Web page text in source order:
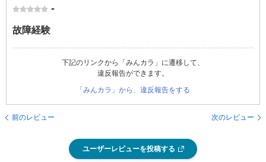
-
故障経験
下記のリンクから「みんカラ」に遷移して、
違反報告ができます。
「みんカラ」から、違反報告をする
前のレビュー 次のレビュー
ユーザーレビューを投稿する